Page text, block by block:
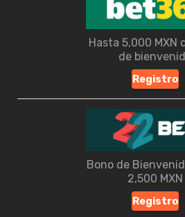
Hasta 5,000 MXN
de
Registro
Bono de
2,500 MXN
Registro